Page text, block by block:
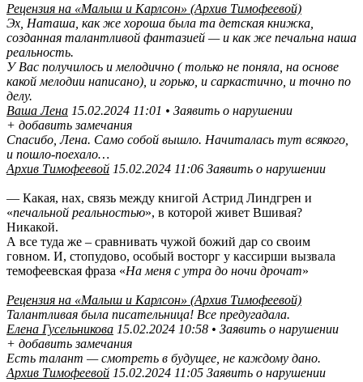
Рецензия на «Малыш и Карлсон» (Архив Тимофеевой)
Эх, Наташа, как же хороша была та детская книжка,
созданная талантливой фантазией — и как же печальна наша
реальность.
У Вас получилось и мелодично ( только не поняла, на основе
какой мелодии написано), и горько, и саркастично, и точно по
делу.
Ваша Лена 15.02.2024 11:01 • Заявить о нарушении
+ добавить замечания
Спасибо, Лена. Само собой вышло. Начиталась тут всякого,
и пошло-поехало…
Архив Тимофеевой 15.02.2024 11:06 Заявить о нарушении
— Какая, нах, связь между книгой Астрид Линдгрен и
«печальной реальностью», в которой живет Вшивая?
Никакой.
А все туда же – сравнивать чужой божий дар со своим
говном. И, стопудово, особый восторг у кассирши вызвала
темофеевская фраза «На меня с утра до ночи дрочат»
Рецензия на «Малыш и Карлсон» (Архив Тимофеевой)
Талантливая была писательница! Все предугадала.
Елена Гусельникова 15.02.2024 10:58 • Заявить о нарушении
+ добавить замечания
Есть талант — смотреть в будущее, не каждому дано.
Архив Тимофеевой 15.02.2024 11:05 Заявить о нарушении